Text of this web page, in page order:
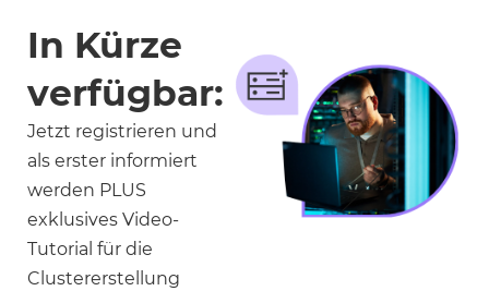
In Kürze
verfügbar:
Jetzt registrieren und
als erster informiert
werden PLUS
exklusives Video-
Tutorial für die
Clustererstellung